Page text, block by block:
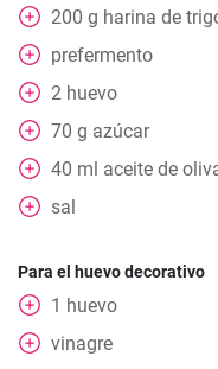
200 g harina de
prefermento
2 huevo
70 g azúcar
40 ml aceite de
sal
Para el huevo decorativo
1 huevo
vinagre